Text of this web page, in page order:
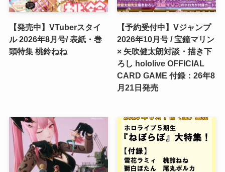
【発売中】VTuberスタイ
ル 2026年8月号/ 表紙・巻
頭特集 桃鈴ねね
【予約受付中】Vジャンプ
2026年10月号 / 宝鐘マリン
× 矢吹健太朗対談・描き下
ろし hololive OFFICIAL
CARD GAME 付録：26年8
月21日発売